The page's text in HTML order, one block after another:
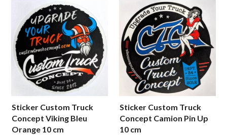
Sticker Custom Truck
Concept Viking Bleu
Orange 10 cm
Sticker Custom Truck
Concept Camion Pin Up
10 cm